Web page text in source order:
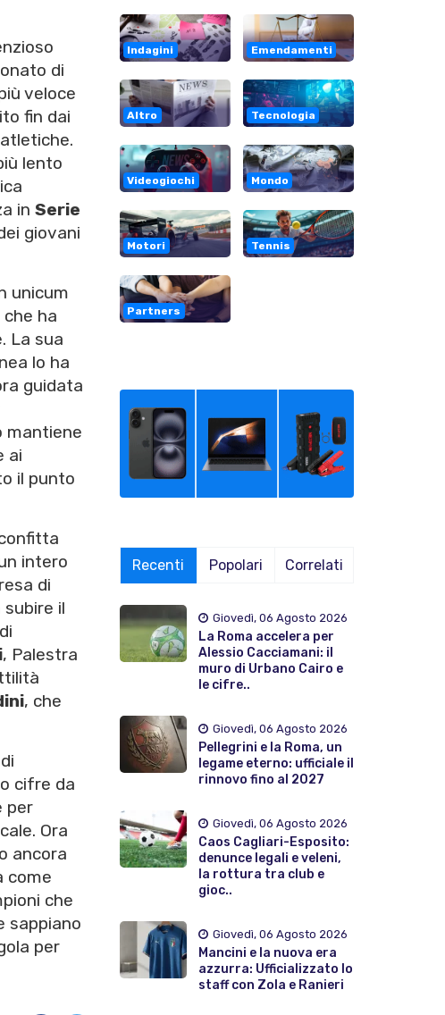
di
veloce
fin dai
lento
in Serie
giovani
unicum
ha
La sua
lo ha
guidata
mantiene
ai
il punto
intero
di
il
, Palestra
, che
cifre da
per
Ora
ancora
come
che
sappiano
per
Indagini Emendamenti
Altro Tecnologia
Videogiochi Mondo
Motori Tennis
Partners
Recenti Popolari Correlati
Giovedì, 06 Agosto 2026
La Roma accelera per
Alessio Cacciamani: il
muro di Urbano Cairo e
le cifre..
Giovedì, 06 Agosto 2026
Pellegrini e la Roma, un
legame eterno: ufficiale il
rinnovo fino al 2027
Giovedì, 06 Agosto 2026
Caos Cagliari-Esposito:
denunce legali e veleni,
la rottura tra club e
gioc..
Giovedì, 06 Agosto 2026
Mancini e la nuova era
azzurra: Ufficializzato lo
staff con Zola e Ranieri